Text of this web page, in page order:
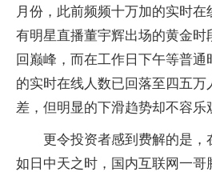
月份，此前频频十万加的实时
有明星直播董宇辉出场的黄金
回巅峰，而在工作日下午等普
的实时在线人数已回落至四五
差，但明显的下滑趋势却不容乐
更令投资者感到费解的是，
如日中天之时，国内互联网一哥